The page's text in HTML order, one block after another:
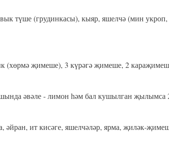
түше (грудинкасы), кыяр, яшелчә (мин
(хөрмә җимеше), 3 күрәгә җимеше, 2
әвәле - лимон һәм бал кушылган җылымса 2
ит кисәге, яшелчәләр, ярма, җиләк-